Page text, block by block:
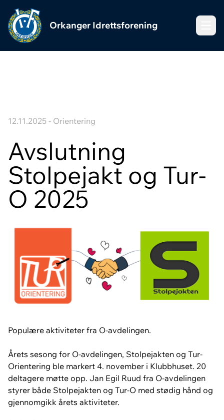
Orkanger Idrettsforening
12.11.2025 - Orientering
Avslutning
Stolpejakt og Tur-
O 2025
Populære aktiviteter fra O-avdelingen.
Årets sesong for O-avdelingen, Stolpejakten og Tur-
Orientering ble markert 4. november i Klubbhuset. 20
deltagere møtte opp. Jan Egil Ruud fra O-avdelingen
styrer både Stolpejakten og Tur-O med stødig hånd og
gjennomgikk årets aktiviteter.